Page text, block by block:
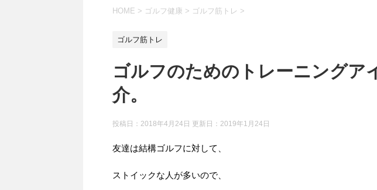
HOME > ゴルフ健康 > ゴルフ筋トレ >
ゴルフ筋トレ
ゴルフのためのトレーニングア
介。
投稿日：2018年4月24日 更新日： 2019年1月24日
友達は結構ゴルフに対して、
ストイックな人が多いので、